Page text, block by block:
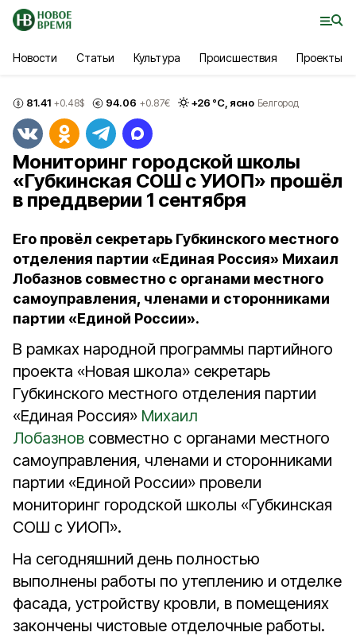
Новости Статьи Культура Происшествия Проекты
81.41 +0.48$ 94.06 +0.87€ +26 °С, ясно Белгород
Мониторинг городской школы
«Губкинская СОШ с УИОП» прошёл
в преддверии 1 сентября
Его провёл секретарь Губкинского местного
отделения партии «Единая Россия» Михаил
Лобазнов совместно с органами местного
самоуправления, членами и сторонниками
партии «Единой России».
В рамках народной программы партийного
проекта «Новая школа» секретарь
Губкинского местного отделения партии
«Единая Россия» Михаил
Лобазнов совместно с органами местного
самоуправления, членами и сторонниками
партии «Единой России» провели
мониторинг городской школы «Губкинская
СОШ с УИОП».
На сегодняшний день полностью
выполнены работы по утеплению и отделке
фасада, устройству кровли, в помещениях
закончены чистовые отделочные работы.